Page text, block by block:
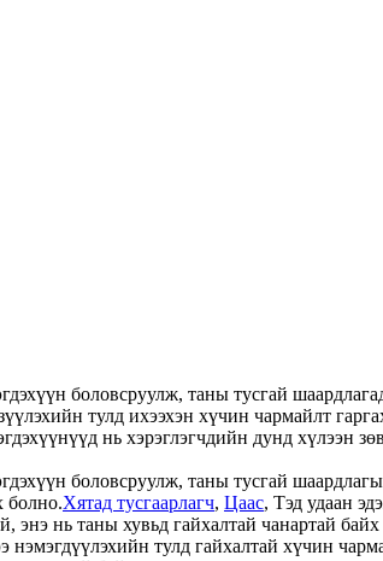
боловсруулж, таны тусгай
тулд ихээхэн хүчин чармайлт
нь хэрэглэгчдийн дунд хүлээн
боловсруулж, таны тусгай
болно.Хятад тусгаарлагч, Цаас, Тэд удаан
энэ нь таны хувьд гайхалтай чанартай
тулд гайхалтай хүчин